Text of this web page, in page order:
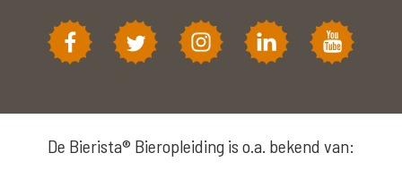
De Bierista® Bieropleiding is o.a. bekend van: